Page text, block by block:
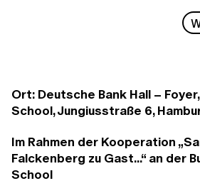
Ort: Deutsche Bank Hall –
School, Jungiusstraße 6,
Im Rahmen der Kooperation
Falckenberg zu Gast...“ an der
School